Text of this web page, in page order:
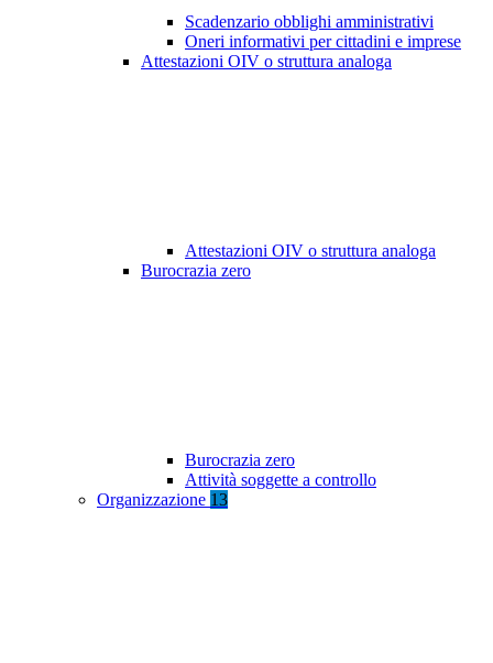
Scadenzario obblighi amministrativi
Oneri informativi per cittadini e imprese
Attestazioni OIV o struttura analoga
Attestazioni OIV o struttura analoga
Burocrazia zero
Burocrazia zero
Attività soggette a controllo
Organizzazione 13